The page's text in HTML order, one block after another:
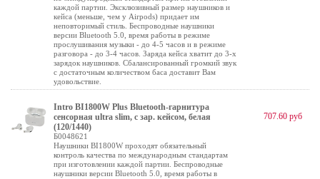
каждой партии. Эксклюзивный размер наушников и
кейса (меньше, чем у Airpods) придает им
неповторимый стиль. Беспроводные наушники
версии Bluetooth 5.0, время работы в режиме
прослушивания музыки - до 4-5 часов и в режиме
разговора - до 3-4 часов. Заряда кейса хватит до 3-х
зарядок наушников. Сбалансированный громкий звук
с достаточным количеством баса доставит Вам
удовольствие.
Intro BI1800W Plus Bluetooth-гарнитура
сенсорная ultra slim, с зар. кейсом, белая
(120/1440)
Б0048621
Наушники BI1800W проходят обязательный
контроль качества по международным стандартам
при изготовлении каждой партии. Беспроводные
наушники версии Bluetooth 5.0, время работы в
707.60 руб